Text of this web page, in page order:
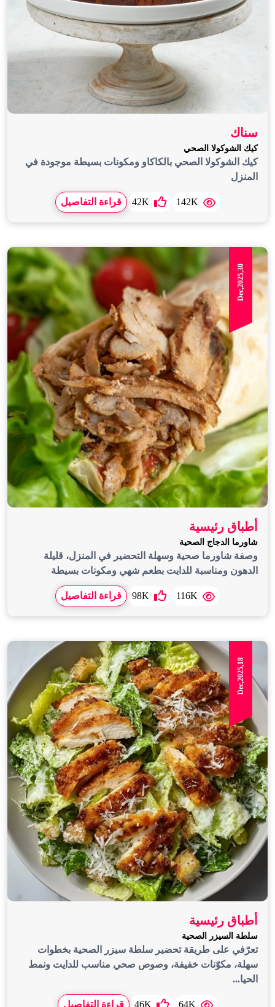
سناك
كيك الشوكولا الصحي
كيك الشوكولا الصحي بالكاكاو ومكونات بسيطة موجودة في
المنزل
142K
42K قراءة التفاصيل
Dec,2025,30
أطباق رئيسية
شاورما الدجاج الصحية
وصفة شاورما صحية وسهلة التحضير في المنزل، قليلة
الدهون ومناسبة للدايت بطعم شهي ومكونات بسيطة
116K
98K قراءة التفاصيل
Dec,2025,18
أطباق رئيسية
سلطة السيزر الصحية
تعرّفي على طريقة تحضير سلطة سيزر الصحية بخطوات
سهلة، مكوّنات خفيفة، وصوص صحي مناسب للدايت ونمط
الحيا...
64K
46K قراءة التفاصيل